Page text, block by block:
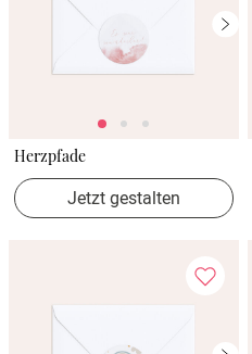
Herzpfade
Jetzt gestalten